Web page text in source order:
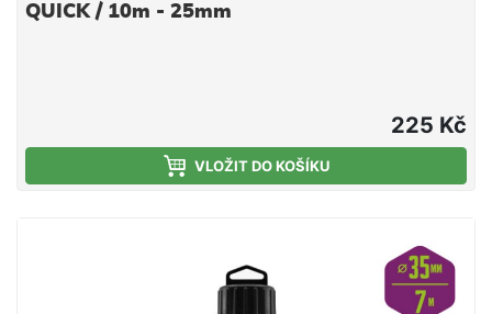
QUICK / 10m - 25mm
225 Kč
VLOŽIT DO KOŠÍKU